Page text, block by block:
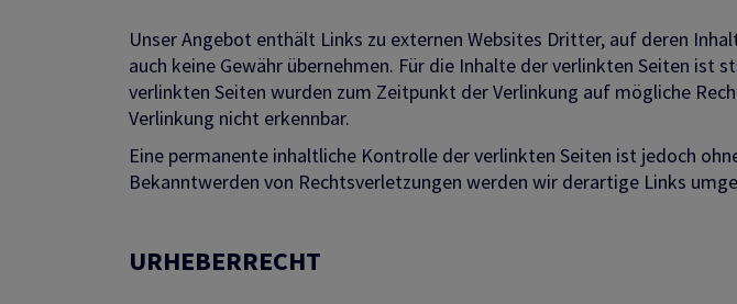
Unser Angebot enthält Links zu externen Websites Dritter, auf deren
auch keine Gewähr übernehmen. Für die Inhalte der verlinkten Seiten
verlinkten Seiten wurden zum Zeitpunkt der Verlinkung auf mögliche
Verlinkung nicht erkennbar.
Eine permanente inhaltliche Kontrolle der verlinkten Seiten ist jedoch
Bekanntwerden von Rechtsverletzungen werden wir derartige Links
URHEBERRECHT